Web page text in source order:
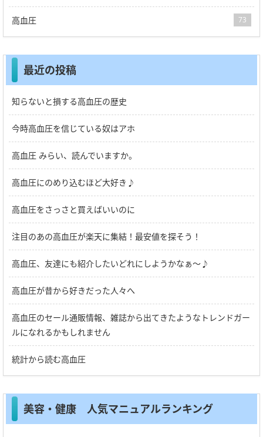
高血圧 73
最近の投稿
知らないと損する高血圧の歴史
今時高血圧を信じている奴はアホ
高血圧 みらい、読んでいますか。
高血圧にのめり込むほど大好き♪
高血圧をさっさと買えばいいのに
注目のあの高血圧が楽天に集結！最安値を探そう！
高血圧、友達にも紹介したいどれにしようかなぁ～♪
高血圧が昔から好きだった人々へ
高血圧のセール通販情報、雑誌から出てきたようなトレンドガー
ルになれるかもしれません
統計から読む高血圧
美容・健康 人気マニュアルランキング